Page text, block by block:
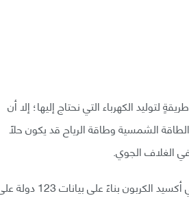
لتوليد الكهرباء التي نحتاج إليها؛ إلا أن
الشمسية وطاقة الرياح قد يكون حلًا
الغلاف الجوي.
حقق الاعتماد على الطاقة المتجددة نتائج أفضل في خفض انبعاثات غاز ثاني أكسيد الكربون بناءً على